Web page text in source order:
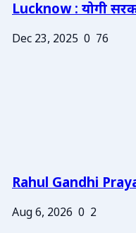
Lucknow : योगी
Dec 23, 2025 0 76
Rahul Gandhi
Aug 6, 2026 0 2